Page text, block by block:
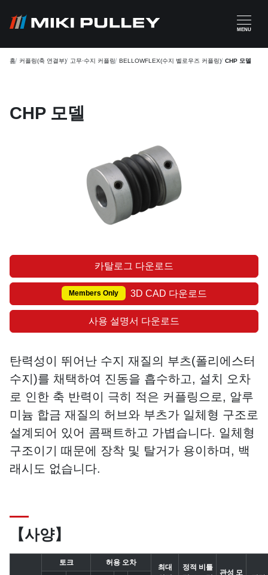
MENU
홈 커플링(축 연결부) 고무·수지 커플링 BELLOWFLEX(수지 벨로우즈 커플링) CHP 모델
CHP 모델
카탈로그 다운로드
Members Only 3D CAD 다운로드
사용 설명서 다운로드
탄력성이 뛰어난 수지 재질의 부츠(폴리에스터
수지)를 채택하여 진동을 흡수하고, 설치 오차
로 인한 축 반력이 극히 적은 커플링으로, 알루
미늄 합금 재질의 허브와 부츠가 일체형 구조로
설계되어 있어 콤팩트하고 가볍습니다. 일체형
구조이기 때문에 장착 및 탈거가 용이하며, 백
래시도 없습니다.
【사양】
토크 허용 오차
최대
정적 비틀
관성 모